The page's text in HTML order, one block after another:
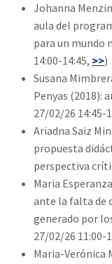
Johanna
aula del
para un mundo
14:00-14:45, >>)
Susana
Penyas (2018):
27/02/26 14:45-
Ariadna Saiz
propuesta
perspectiva
Maria
ante la falta de
generado por
27/02/26 11:00-
Maria-Verónica